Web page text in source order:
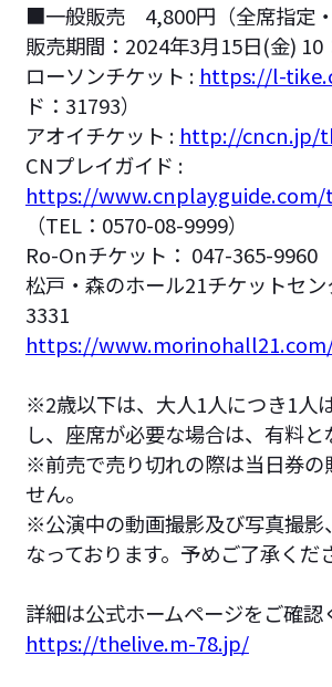
■一般販売 4,800円（全席指定・
販売期間：2024年3月15日(金) 10
ローソンチケット : https://l-
ド：31793）
アオイチケット : http://cncn.jp/
CNプレイガイド :
https://
（TEL：0570-08-9999）
Ro-Onチケット： 047-365-9960
松戸・森のホール21チケットセ
3331
https://
※2歳以下は、大人1人につき1人
し、座席が必要な場合は、有料と
※前売で売り切れの際は当日券の
せん。
※公演中の動画撮影及び写真撮影
なっております。予めご了承くだ
詳細は公式ホームページをご確認
https://thelive.m-78.jp/